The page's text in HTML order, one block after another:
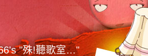
"殊!聽歌室…"